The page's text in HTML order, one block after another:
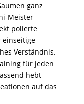
ganz
Meister
polierte
einseitige
Verständnis.
für jeden
hebt
auf das